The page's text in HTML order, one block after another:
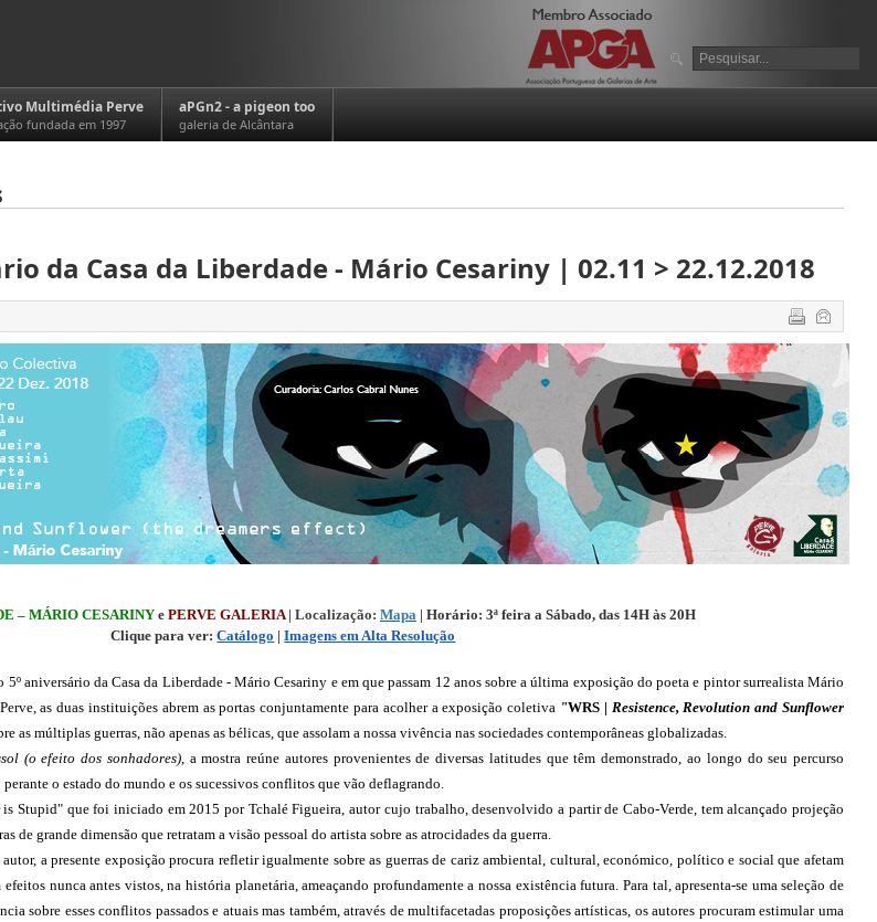
Multimédia Perve
fundada em 1997
aPGn2 - a pigeon too
galeria de Alcântara
da Casa da Liberdade - Mário Cesariny | 02.11 > 22.12.2018
– MÁRIO CESARINY e PERVE GALERIA | Localização: Mapa | Horário: 3ª feira a Sábado, das 14H às 20H
Clique para ver: Catálogo | Imagens em Alta Resolução
aniversário da Casa da Liberdade - Mário Cesariny e em que passam 12 anos sobre a última exposição do poeta e pintor surrealista Mário
as duas instituições abrem as portas conjuntamente para acolher a exposição coletiva "WRS |
as múltiplas guerras, não apenas as bélicas, que assolam a nossa vivência nas sociedades contemporâneas globalizadas.
(o efeito dos sonhadores), a mostra reúne autores provenientes de diversas latitudes que têm demonstrado, ao longo do seu percurso
o estado do mundo e os sucessivos conflitos que vão deflagrando.
Stupid" que foi iniciado em 2015 por Tchalé Figueira, autor cujo trabalho, desenvolvido a partir de Cabo-Verde, tem alcançado projeção
de grande dimensão que retratam a visão pessoal do artista sobre as atrocidades da guerra.
a presente exposição procura refletir igualmente sobre as guerras de cariz ambiental, cultural, económico, político e social que afetam
nunca antes vistos, na história planetária, ameaçando profundamente a nossa existência futura. Para tal, apresenta-se uma seleção de
sobre esses conflitos passados e atuais mas também, através de multifacetadas proposições artísticas, os autores procuram estimular uma